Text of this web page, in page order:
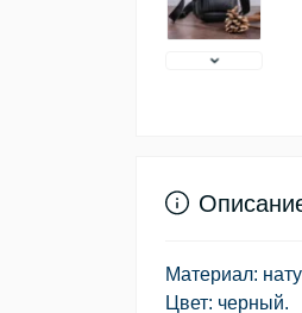
Материал:
Цвет: черный.